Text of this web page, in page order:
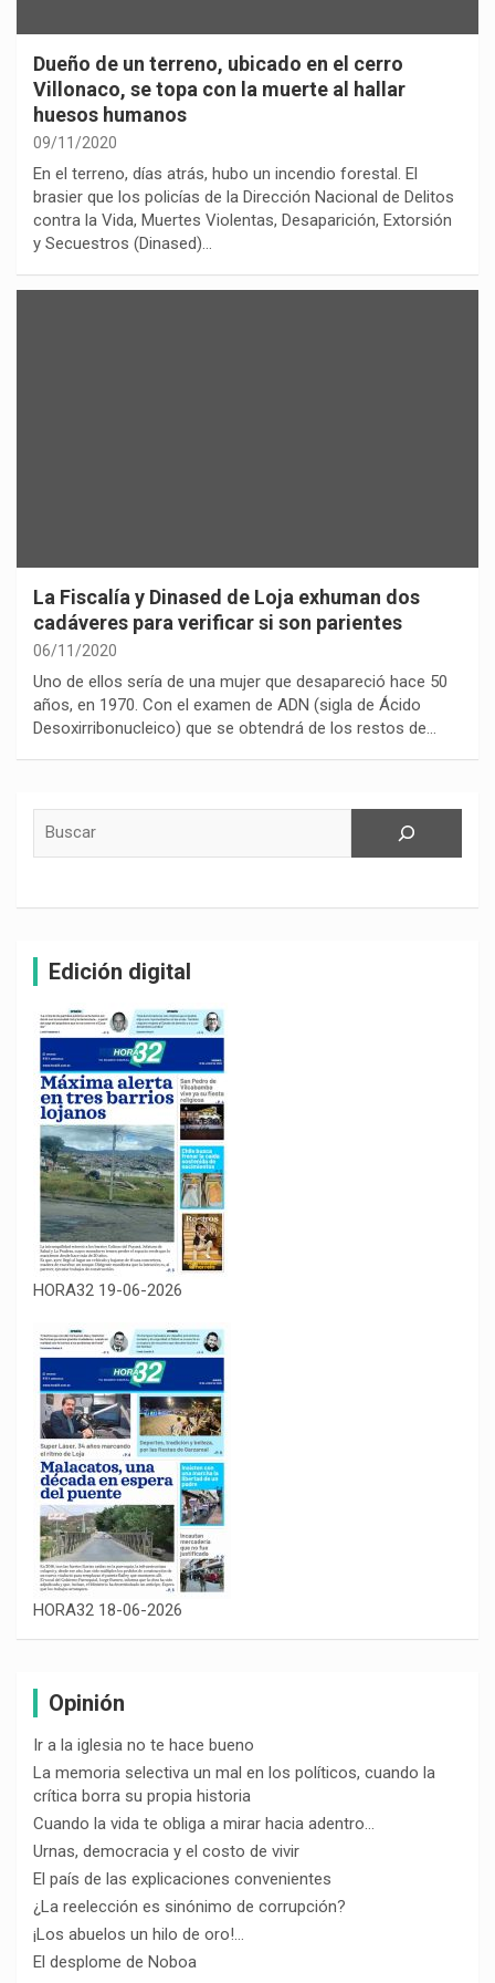
Dueño de un terreno, ubicado en el cerro
Villonaco, se topa con la muerte al hallar
huesos humanos
09/11/2020
En el terreno, días atrás, hubo un incendio forestal. El
brasier que los policías de la Dirección Nacional de Delitos
contra la Vida, Muertes Violentas, Desaparición, Extorsión
y Secuestros (Dinased)…
La Fiscalía y Dinased de Loja exhuman dos
cadáveres para verificar si son parientes
06/11/2020
Uno de ellos sería de una mujer que desapareció hace 50
años, en 1970. Con el examen de ADN (sigla de Ácido
Desoxirribonucleico) que se obtendrá de los restos de…
Edición digital
HORA32 19-06-2026
HORA32 18-06-2026
Opinión
Ir a la iglesia no te hace bueno
La memoria selectiva un mal en los políticos, cuando la
crítica borra su propia historia
Cuando la vida te obliga a mirar hacia adentro…
Urnas, democracia y el costo de vivir
El país de las explicaciones convenientes
¿La reelección es sinónimo de corrupción?
¡Los abuelos un hilo de oro!…
El desplome de Noboa